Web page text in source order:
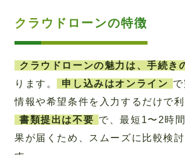
クラウドローンの特徴
クラウドローンの魅力は、手続き
ります。
申し込みはオンライン
情報や希望条件を入力するだけで利
書類提出は不要 で、最短1〜2時
果が届くため、スムーズに比較検